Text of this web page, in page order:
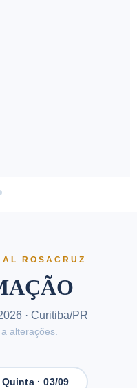
ROSACRUZ
· Curitiba/PR
alterações.
Quinta · 03/09